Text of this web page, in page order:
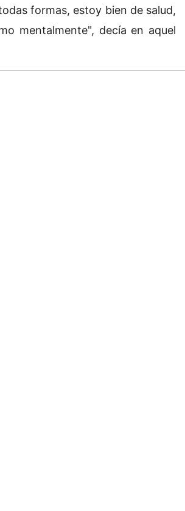
formas, estoy bien de salud,
mentalmente", decía en aquel